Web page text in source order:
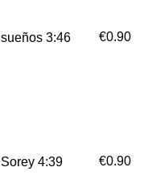
3:46 €0.90
4:39 €0.90